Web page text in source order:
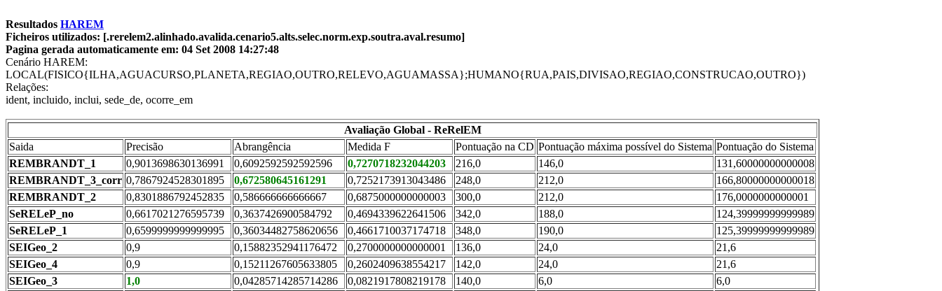
Resultados HAREM
Ficheiros utilizados: [.rerelem2.alinhado.avalida.cenario5.alts.selec.norm.exp.soutra.aval.resumo]
Pagina gerada automaticamente em: 04 Set 2008 14:27:48
Cenário HAREM:
LOCAL(FISICO{ILHA,AGUACURSO,PLANETA,REGIAO,OUTRO,RELEVO,AGUAMASSA};HUMANO{RUA,PAIS,DIVISAO,REGIAO,CONSTRUCAO,OUTRO})
Relações:
ident, incluido, inclui, sede_de, ocorre_em
Avaliação Global - ReRelEM
Saida
Precisão Abrangência Medida F Pontuação na CD Pontuação máxima possível do Sistema Pontuação do Sistema
REMBRANDT_1
0,9013698630136991 0,6092592592592596 0,7270718232044203 216,0 146,0
131,60000000000008
REMBRANDT_3_corr 0,7867924528301895 0,672580645161291 0,7252173913043486 248,0 212,0
166,80000000000018
REMBRANDT_2
0,8301886792452835 0,586666666666667 0,6875000000000003 300,0 212,0
176,0000000000001
SeRELeP_no
0,6617021276595739 0,3637426900584792 0,4694339622641506 342,0 188,0
124,39999999999989
SeRELeP_1
0,6599999999999995 0,36034482758620656 0,4661710037174718 348,0 190,0
125,39999999999989
SEIGeo_2
0,9 0,15882352941176472 0,2700000000000001 136,0 24,0
21,6
SEIGeo_4
0,9 0,15211267605633805 0,2602409638554217 142,0 24,0
21,6
SEIGeo_3
1,0 0,04285714285714286 0,0821917808219178 140,0 6,0
6,0